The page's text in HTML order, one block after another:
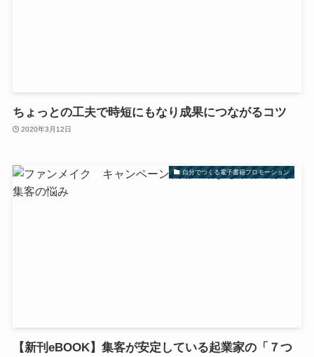
ちょっとの工夫で時短にもなり成果につながるコツ
2020年3月12日
自分でつくる電子書籍プロモーション
【新刊eBOOK】集客が安定している起業家の「７つ